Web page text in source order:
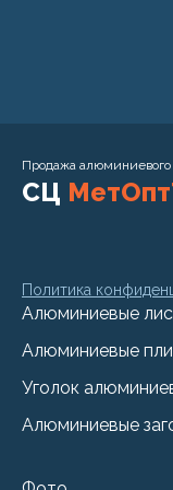
Продажа алюминиевого
СЦ
Политика
Алюминиевые
Алюминиевые
Уголок
Алюминиевые